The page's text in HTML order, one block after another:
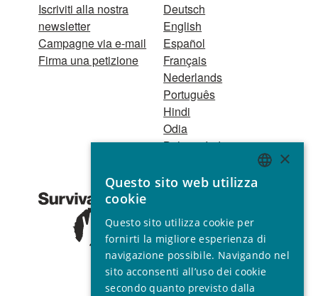
Iscriviti alla nostra
newsletter
Campagne via e-mail
Firma una petizione
Deutsch
English
Español
Français
Nederlands
Português
Hindi
Odia
Bahasa Indonesia
Registro Persone
1521 Registered
charity no. 267444 ©
2001 - 2026
Tutti i diritti riservati.
ENGLISH
SPANISH
FRENCH
ITALIAN
×
Questo sito web utilizza
cookie
Questo sito utilizza cookie per
fornirti la migliore esperienza di
navigazione possibile. Navigando nel
sito acconsenti all’uso dei cookie
secondo quanto previsto dalla